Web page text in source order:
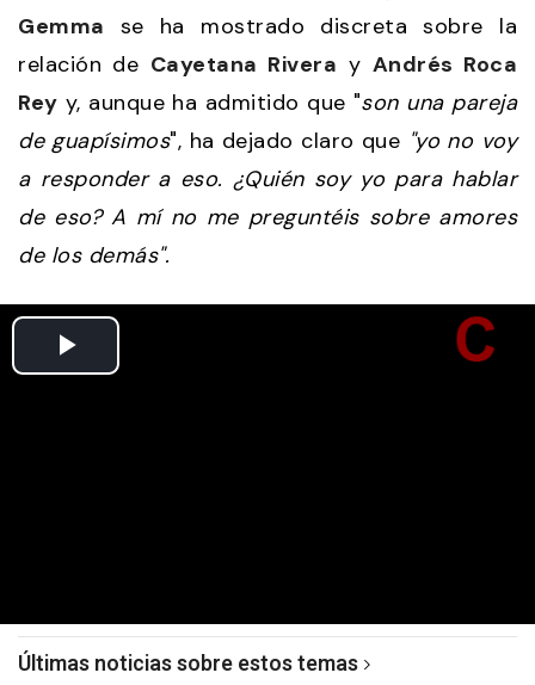
Gemma se ha mostrado discreta sobre la
relación de Cayetana Rivera y Andrés Roca
Rey y, aunque ha admitido que "son una pareja
de guapísimos", ha dejado claro que "yo no voy
a responder a eso. ¿Quién soy yo para hablar
de eso? A mí no me preguntéis sobre amores
de los demás".
Últimas noticias sobre estos temas